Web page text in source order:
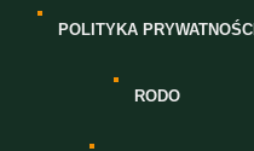
POLITYKA PRYWATNOŚCI
RODO